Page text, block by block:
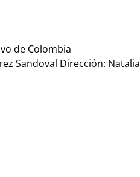
de Colombia
Sandoval Dirección: Natalia